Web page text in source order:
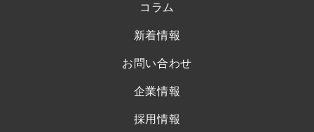
コラム
新着情報
お問い合わせ
企業情報
採用情報